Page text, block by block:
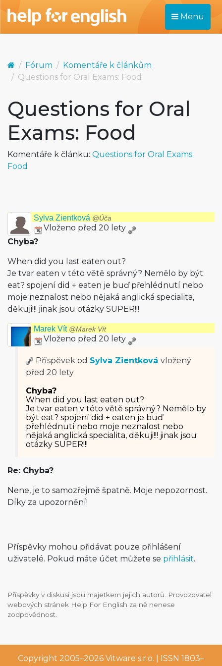
Menu
Fórum
Komentáře k článkům
Questions for Oral Exams: Food
Questions for Oral
Exams: Food
Komentáře k článku: Questions for Oral Exams:
Food
Sylva Zientková @Úča
Vloženo před 20 lety
Chyba?
When did you last eaten out?
Je tvar eaten v této větě správný? Nemělo by být
eat? spojení did + eaten je buď přehlédnutí nebo
moje neznalost nebo nějaká anglická specialita,
děkuji!!! jinak jsou otázky SUPER!!!
Marek Vít @Marek Vít
Vloženo před 20 lety
Příspěvek od Sylva Zientková vložený
před 20 lety
Chyba?
When did you last eaten out?
Je tvar eaten v této větě správný? Nemělo by
být eat? spojení did + eaten je buď
přehlédnutí nebo moje neznalost nebo
nějaká anglická specialita, děkuji!!! jinak jsou
otázky SUPER!!!
Re: Chyba?
Nene, je to samozřejmě špatně. Moje nepozornost.
Díky za upozornění!
Příspěvky mohou přidávat pouze přihlášení
uživatelé. Pokud máte účet můžete se přihlásit.
Příspěvky v diskusi jsou majetkem jejich autorů. Provozovatel
webových stránek Help For English za ně nenese
zodpovědnost.
Copyright 2005–2026 Vitware s.r.o. | ISSN 1803–